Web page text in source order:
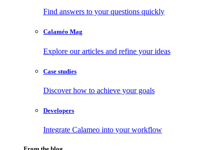
Find answers to your questions quickly
Calaméo Mag
Explore our articles and refine your ideas
Case studies
Discover how to achieve your goals
Developers
Integrate Calameo into your workflow